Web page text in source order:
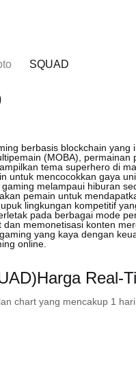
SQUAD
berbasis blockchain
(MOBA),
tema superhero di
untuk mencocokkan gaya
melampaui hiburan
pemain untuk
lingkungan kompetitif
pada berbagai mode
memonetisasi konten
yang kaya dengan
online.
Real-
chart yang mencakup 1